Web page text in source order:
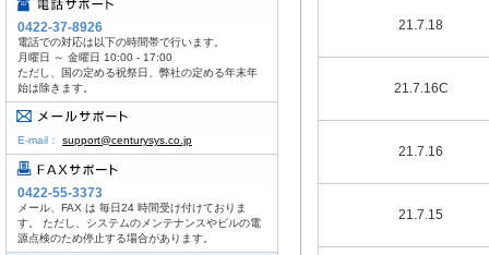
21.7.18
21.7.16C
21.7.16
21.7.15
0422-37-8926
電話での対応は以下の時間帯で行います。
月曜日 ～ 金曜日 10:00 - 17:00
ただし、国の定める祝祭日、弊社の定める年末年
始は除きます。
E-mail： support@centurysys.co.jp
0422-55-3373
メール、FAX は 毎日24 時間受け付けておりま
す。 ただし、システムのメンテナンスやビルの電
源点検のため停止する場合があります。